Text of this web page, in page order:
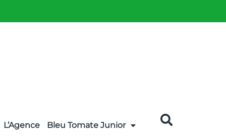
L’Agence Bleu Tomate Junior